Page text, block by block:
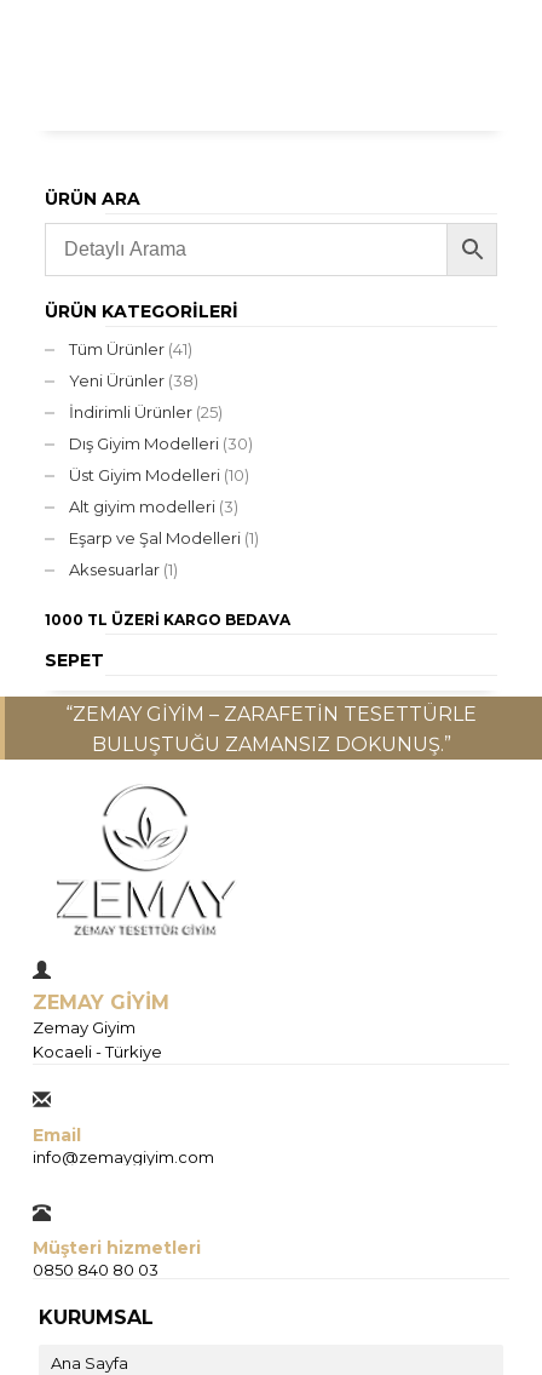
ÜRÜN ARA
ÜRÜN KATEGORILERI
Tüm Ürünler (41)
Yeni Ürünler (38)
İndirimli Ürünler (25)
Dış Giyim Modelleri (30)
Üst Giyim Modelleri (10)
Alt giyim modelleri (3)
Eşarp ve Şal Modelleri (1)
Aksesuarlar (1)
1000 TL ÜZERI KARGO BEDAVA
SEPET
“ZEMAY GIYIM – ZARAFETIN TESETTÜRLE
BULUŞTUĞU ZAMANSIZ DOKUNUŞ.”
ZEMAY GİYİM
Zemay Giyim
Kocaeli - Türkiye
Email
info@zemaygiyim.com
Müşteri hizmetleri
0850 840 80 03
KURUMSAL
Ana Sayfa